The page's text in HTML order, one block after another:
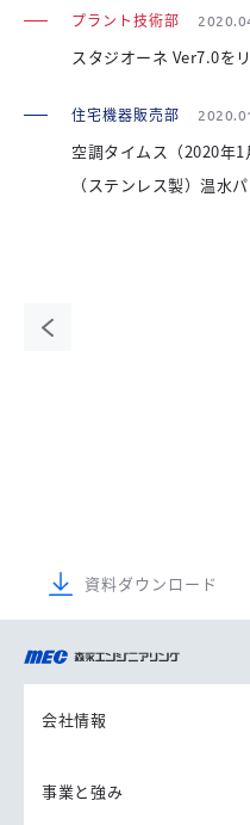
プラント技術部
スタジオーネ Ver7.0を
住宅機器販売部
空調タイムス（2020年
（ステンレス製）温水
資料ダウンロード
森永エンジニアリング
株式会社
会社情報
事業と強み